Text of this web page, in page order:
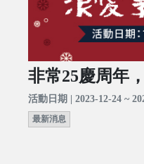
非常25慶周年
活動日期 | 2023-12-24 ~
最新消息